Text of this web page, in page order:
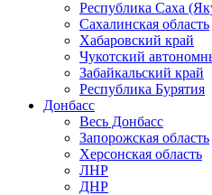
Республика Саха
Сахалинская область
Хабаровский край
Чукотский
Забайкальский край
Республика Бурятия
Донбасс
Весь Донбасс
Запорожская область
Херсонская область
ЛНР
ДНР